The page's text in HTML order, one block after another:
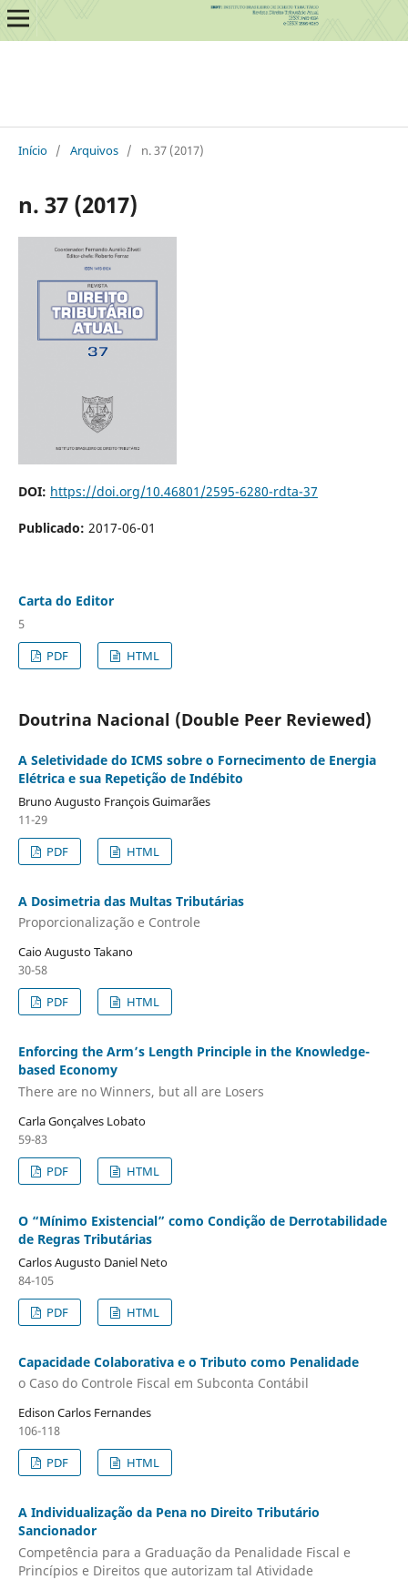
Início / Arquivos / n. 37 (2017)
n. 37 (2017)
DOI: https://doi.org/10.46801/2595-6280-rdta-37
Publicado: 2017-06-01
Carta do Editor
5
PDF
HTML
Doutrina Nacional (Double Peer Reviewed)
A Seletividade do ICMS sobre o Fornecimento de Energia
Elétrica e sua Repetição de Indébito
Bruno Augusto François Guimarães
11-29
PDF
HTML
A Dosimetria das Multas Tributárias
Proporcionalização e Controle
Caio Augusto Takano
30-58
PDF
HTML
Enforcing the Arm’s Length Principle in the Knowledge-
based Economy
There are no Winners, but all are Losers
Carla Gonçalves Lobato
59-83
PDF
HTML
O “Mínimo Existencial” como Condição de Derrotabilidade
de Regras Tributárias
Carlos Augusto Daniel Neto
84-105
PDF
HTML
Capacidade Colaborativa e o Tributo como Penalidade
o Caso do Controle Fiscal em Subconta Contábil
Edison Carlos Fernandes
106-118
PDF
HTML
A Individualização da Pena no Direito Tributário
Sancionador
Competência para a Graduação da Penalidade Fiscal e
Princípios e Direitos que autorizam tal Atividade